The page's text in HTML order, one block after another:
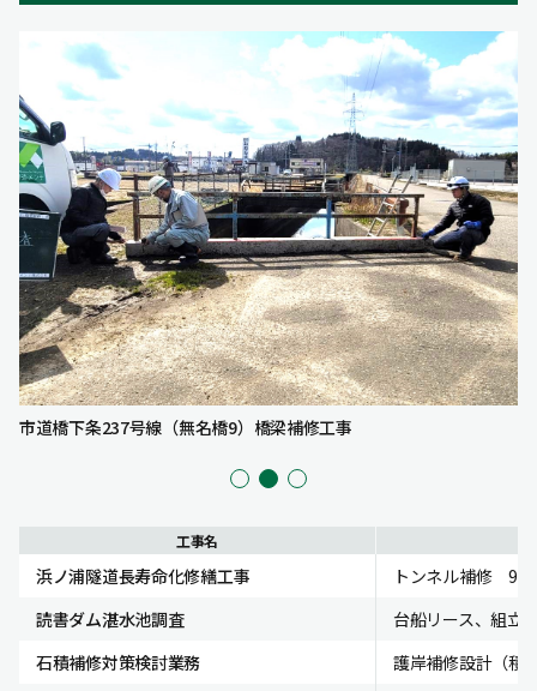
市道橋下条237号線（無名橋9）橋梁補修工事
工事名
浜ノ浦隧道長寿命化修繕工事
トンネル補修
読書ダム湛水池調査
台船リース、組立
石積補修対策検討業務
護岸補修設計（積